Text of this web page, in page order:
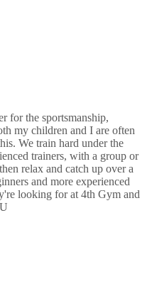
for the sportsmanship,
my children and I are often
We train hard under the
trainers, with a group or
relax and catch up over a
and more experienced
looking for at 4th Gym and